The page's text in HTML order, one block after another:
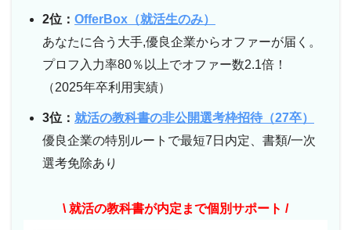
2位： OfferBox（就活生のみ）
あなたに合う大手,優良企業からオファーが届く。
プロフ入力率80％以上でオファー数2.1倍！
（2025年卒利用実績）
3位： 就活の教科書の非公開選考枠招待（27卒）
優良企業の特別ルートで最短7日内定、書類/一次
選考免除あり
\ 就活の教科書が内定まで個別サポート /